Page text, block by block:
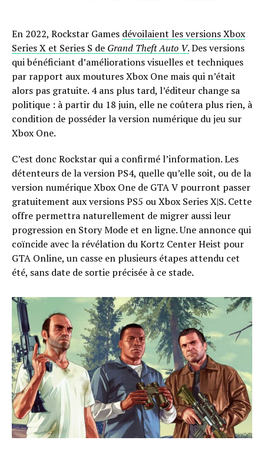
En 2022, Rockstar Games dévoilaient les versions Xbox
Series X et Series S de Grand Theft Auto V.Des versions
qui bénéficiant d’améliorations visuelles et techniques
par rapport aux moutures Xbox One mais qui n’était
alors pas gratuite. 4 ans plus tard, l’éditeur change sa
politique : à partir du 18 juin, elle ne coûtera plus rien, à
condition de posséder la version numérique du jeu sur
Xbox One.
C’est donc Rockstar qui a confirmé l’information. Les
détenteurs de la version PS4, quelle qu’elle soit, ou de la
version numérique Xbox One de GTA V pourront passer
gratuitement aux versions PS5 ou Xbox Series X|S. Cette
offre permettra naturellement de migrer aussi leur
progression en Story Mode et en ligne. Une annonce qui
coïncide avec la révélation du Kortz Center Heist pour
GTA Online, un casse en plusieurs étapes attendu cet
été, sans date de sortie précisée à ce stade.